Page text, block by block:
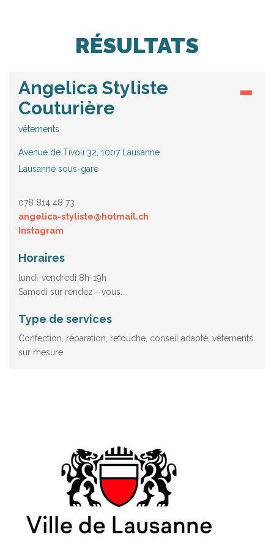
RÉSULTATS
Angelica Styliste
Couturière
vêtements
Avenue de Tivoli 32, 1007 Lausanne
Lausanne sous-gare
078 814 48 73
angelica-styliste@hotmail.ch
Instagram
Horaires
lundi-vendredi 8h-19h
Samedi sur rendez - vous.
Type de services
Confection, réparation, retouche, conseil adapté, vêtements
sur mesure